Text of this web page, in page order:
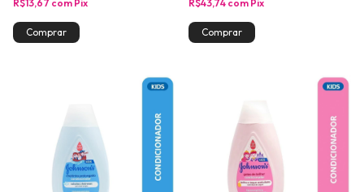
R$13,67 com Pix R$43,74 com Pix